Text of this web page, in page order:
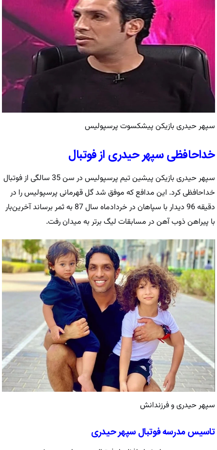
سپهر حیدری بازیکن پیشکسوت پرسپولیس
خداحافظی سپهر حیدری از فوتبال
سپهر حیدری بازیکن پیشین تیم پرسپولیس در سن 35 سالگی از فوتبال
خداحافظی کرد. این مدافع که موفق شد گل قهرمانی پرسپولیس را در
دقیقه 96 دیدار با سپاهان در خردادماه سال 87 به ثمر برساند آخرین‌بار
با پیراهن ذوب آهن در مسابقات لیگ برتر به میدان رفت.
سپهر حیدری و فرزندانش
تاسیس مدرسه فوتبال سپهر حیدری